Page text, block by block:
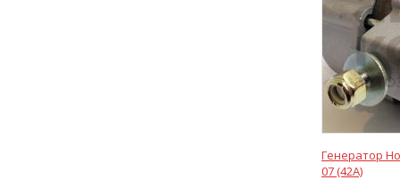
Генератор
07 (42А)